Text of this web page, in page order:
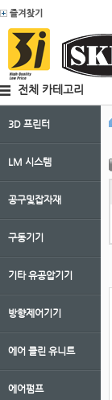
전체 카테고리
3D 프린터
LM 시스템
공구및잡자재
구동기기
기타 유공압기기
방향제어기기
에어 클린 유니트
에어펌프